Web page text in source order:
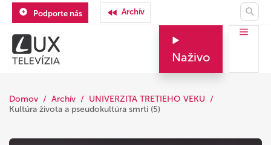
Podporte nás Archív
Naživo
Domov Archív
UNIVERZITA TRETIEHO VEKU
Kultúra života a pseudokultúra smrti (5)
This